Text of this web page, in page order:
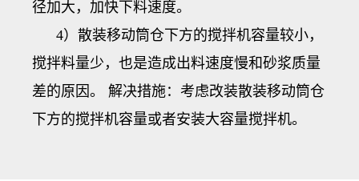
径加大，加快下料速度。
4）散装移动筒仓下方的搅拌机容量较小，
搅拌料量少，也是造成出料速度慢和砂浆质量
差的原因。 解决措施：考虑改装散装移动筒仓
下方的搅拌机容量或者安装大容量搅拌机。